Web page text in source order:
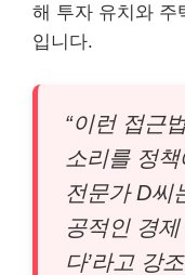
해 투자 유치와 주
입니다.
“이런 접근
소리를 정
전문가 D씨
공적인 경
다’라고 강